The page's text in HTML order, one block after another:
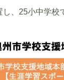
、25小中学校